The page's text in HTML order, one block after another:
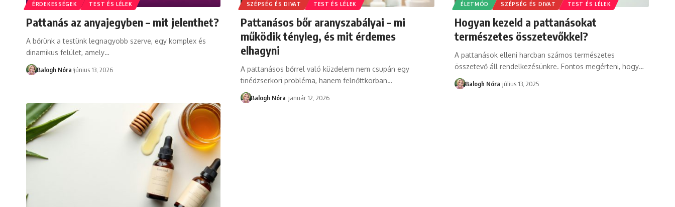
ÉRDEKESSÉGEK TEST ÉS LÉLEK
Pattanás az anyajegyben – mit jelenthet?
A bőrünk a testünk legnagyobb szerve, egy komplex és
dinamikus felület, amely…
Balogh Nóra június 13, 2026
SZÉPSÉG ÉS DIVAT TEST ÉS LÉLEK
Pattanásos bőr aranyszabályai – mi
működik tényleg, és mit érdemes
elhagyni
A pattanásos bőrrel való küzdelem nem csupán egy
tinédzserkori probléma, hanem felnőttkorban…
Balogh Nóra január 12, 2026
ÉLETMÓD SZÉPSÉG ÉS DIVAT TEST ÉS LÉLEK
Hogyan kezeld a pattanásokat
természetes összetevőkkel?
A pattanások elleni harcban számos természetes
összetevő áll rendelkezésünkre. Fontos megérteni, hogy…
Balogh Nóra július 13, 2025